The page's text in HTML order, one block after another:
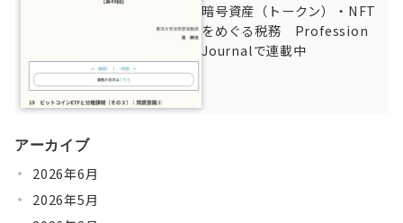
暗号資産（トークン）・NFT
をめぐる税務 Profession
Journalで連載中
アーカイブ
2026年6月
2026年5月